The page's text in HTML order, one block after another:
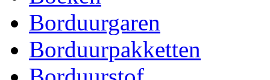
Borduurgaren
Borduurpakketten